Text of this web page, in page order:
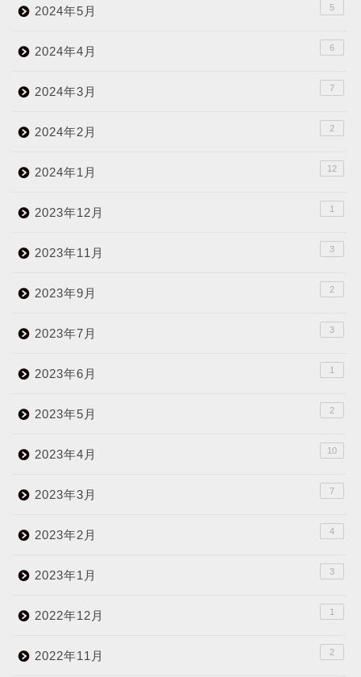
2024年5月 5
2024年4月 6
2024年3月 7
2024年2月 2
2024年1月 12
2023年12月 1
2023年11月 3
2023年9月 2
2023年7月 3
2023年6月 1
2023年5月 2
2023年4月 10
2023年3月 7
2023年2月 4
2023年1月 3
2022年12月 1
2022年11月 2